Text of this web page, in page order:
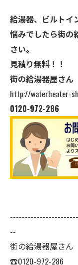
給湯器、ビルトイ
悩みでしたら街の
さい。
見積り無料！！
街の給湯器屋さん
http://waterheater-
0120-972-286
--
街の給湯器屋さん
☎0120-972-286